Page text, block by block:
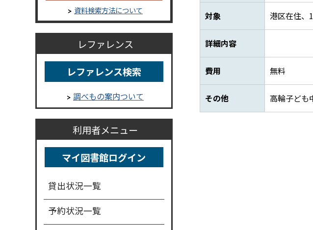
資料検索方法について
レファレンス
レファレンス検索
調べもの案内ついて
利用者メニュー
マイ図書館ログイン
貸出状況一覧
予約状況一覧
対象 港区在住、
詳細内容
費用 無料
その他 高輪子ども